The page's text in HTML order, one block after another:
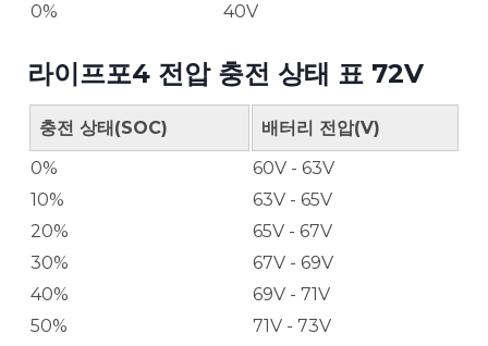
0%
40V
라이프포4 전압 충전 상태 표 72V
충전 상태(SOC)
배터리 전압(V)
0%
60V - 63V
10%
63V - 65V
20%
65V - 67V
30%
67V - 69V
40%
69V - 71V
50%
71V - 73V